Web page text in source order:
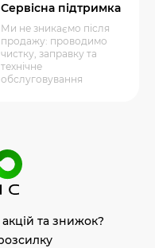
Сервісна підтримка
Ми не зникаємо після
продажу: проводимо
чистку, заправку та
технічне
обслуговування
акцій та знижок?